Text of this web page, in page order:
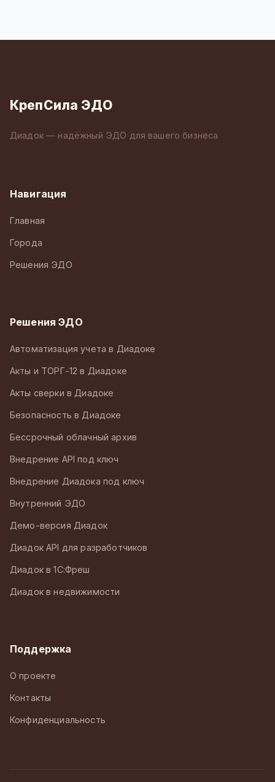
КрепСила ЭДО
Диадок — надёжный ЭДО для вашего бизнеса
Навигация
Главная
Города
Решения ЭДО
Решения ЭДО
Автоматизация учета в Диадоке
Акты и ТОРГ-12 в Диадоке
Акты сверки в Диадоке
Безопасность в Диадоке
Бессрочный облачный архив
Внедрение API под ключ
Внедрение Диадока под ключ
Внутренний ЭДО
Демо-версия Диадок
Диадок API для разработчиков
Диадок в 1С:Фреш
Диадок в недвижимости
Поддержка
О проекте
Контакты
Конфиденциальность